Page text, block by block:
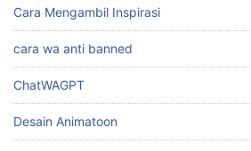
Cara Mengambil Inspirasi
cara wa anti banned
ChatWAGPT
Desain Animatoon